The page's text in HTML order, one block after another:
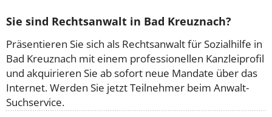
Sie sind Rechtsanwalt in Bad Kreuznach?
Präsentieren Sie sich als Rechtsanwalt für Sozialhilfe in
Bad Kreuznach mit einem professionellen Kanzleiprofil
und akquirieren Sie ab sofort neue Mandate über das
Internet. Werden Sie jetzt Teilnehmer beim Anwalt-
Suchservice.